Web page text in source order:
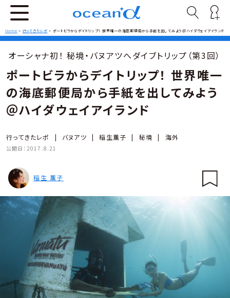
Home > 行ってきたレポ > ポートビラからデイトリップ！ 世界唯一の海底郵便局から手紙を出してみよう＠ハイダウェイアイランド
オーシャナ初！ 秘境・バヌアツへダイブトリップ（第3回）
ポートビラからデイトリップ！ 世界唯一
の海底郵便局から手紙を出してみよう
＠ハイダウェイアイランド
行ってきたレポ | バヌアツ | 稲生薫子 | 秘境 | 海外
公開日： 2017.8.21
稲生 薫子